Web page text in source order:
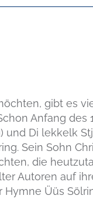
gibt es
Anfang des
und Di lekkelk
Sein Sohn
die
Autoren auf
Hymne Üüs